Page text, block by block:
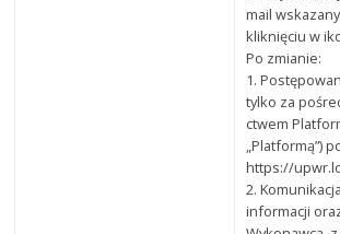
mail
kliknięciu w
Po zmianie:
1.
tylko za
ctwem
„Platformą”)
https://
2.
informacji